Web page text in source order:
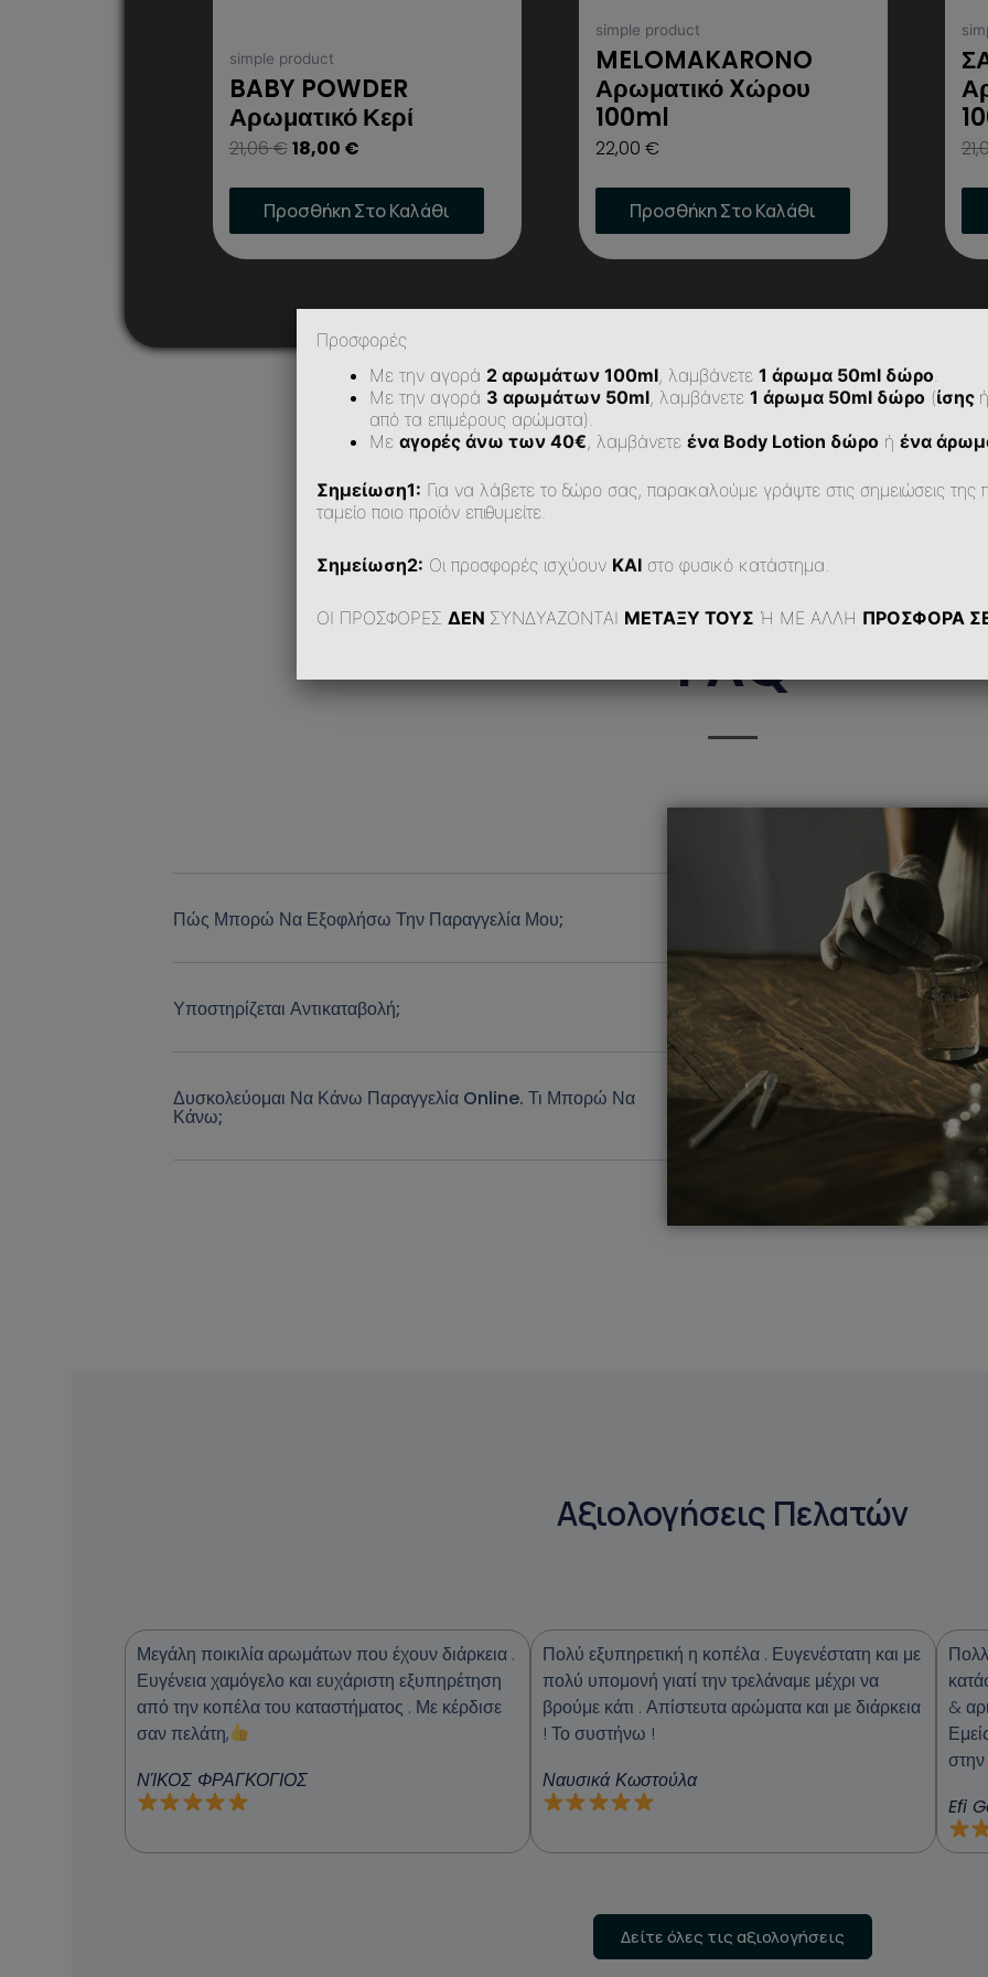
simple product
BABY POWDER
Αρωματικό Κερί
21,06€18,00 €
Προσθήκη Στο Καλάθι
simple product
MELOMAKARONO
Αρωματικό Xώρου
100ml
22,00 €
Προσθήκη Στο Καλάθι
FAQ
Πώς Μπορώ Να Εξοφλήσω Την Παραγγελία Μου;
Υποστηρίζεται Αντικαταβολή;
Δυσκολεύομαι Να Κάνω Παραγγελία Online. Τι Μπορώ Να
Κάνω;
Αξιολογήσεις Πελατών
Μεγάλη ποικιλία αρωμάτων που έχουν διάρκεια .
Ευγένεια χαμόγελο και ευχάριστη εξυπηρέτηση
από την κοπέλα του καταστήματος . Με κέρδισε
σαν πελάτη,
ΝΊΚΟΣ ΦΡΑΓΚΟΓΙΟΣ
Πολύ εξυπηρετική η κοπέλα . Ευγενέστατη και με
πολύ υπομονή γιατί την τρελάναμε μέχρι να
βρούμε κάτι . Απίστευτα αρώματα και με διάρκεια
! Το συστήνω !
Ναυσικά Κωστούλα
&
Efi
Δείτε όλες τις αξιολογήσεις
Προσφορές
Με την αγορά 2 αρωμάτων 100ml, λαμβάνετε 1 άρωμα 50ml δώρο.
Με την αγορά 3 αρωμάτων 50ml, λαμβάνετε 1 άρωμα 50ml δώρο(ίσης
από τα επιμέρους αρώματα).
Με αγορές άνω των 40€, λαμβάνετε ένα Body Lotion δώροή ένα
Σημείωση1: Για να λάβετε το δώρο σας, παρακαλούμε γράψτε στις σημειώσεις της
ταμείο ποιο προϊόν επιθυμείτε.
Σημείωση2: Οι προσφορές ισχύουν ΚΑΙστο φυσικό κατάστημα.
ΟΙ ΠΡΟΣΦΟΡΕΣ ΔΕΝ ΣΥΝΔΥΑΖΟΝΤΑΙ ΜΕΤΑΞΥ ΤΟΥΣ Ή ΜΕ ΑΛΛΗ ΠΡΟΣΦΟΡΑ